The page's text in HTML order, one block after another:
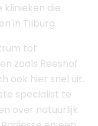
die
in Tilburg.
tot
zoals Reeshof
ook hier snel uit.
specialist te
over natuurlijk